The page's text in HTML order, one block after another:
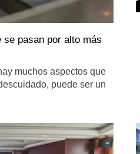
pasan por alto más
muchos aspectos que
puede ser un